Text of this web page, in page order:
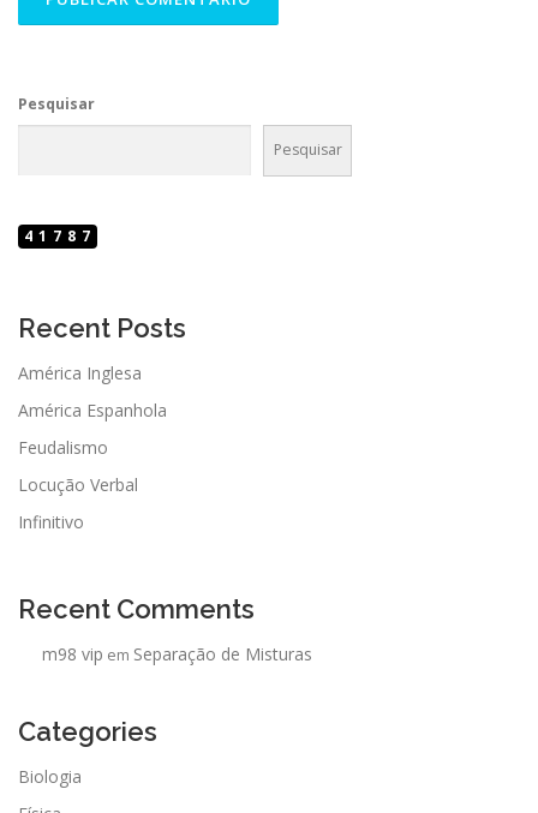
Pesquisar
Pesquisar
41787
Recent Posts
América Inglesa
América Espanhola
Feudalismo
Locução Verbal
Infinitivo
Recent Comments
m98 vip em Separação de Misturas
Categories
Biologia